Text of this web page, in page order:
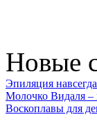
Новые
Эпиляция
Молочко Видаля –
Воскоплавы для